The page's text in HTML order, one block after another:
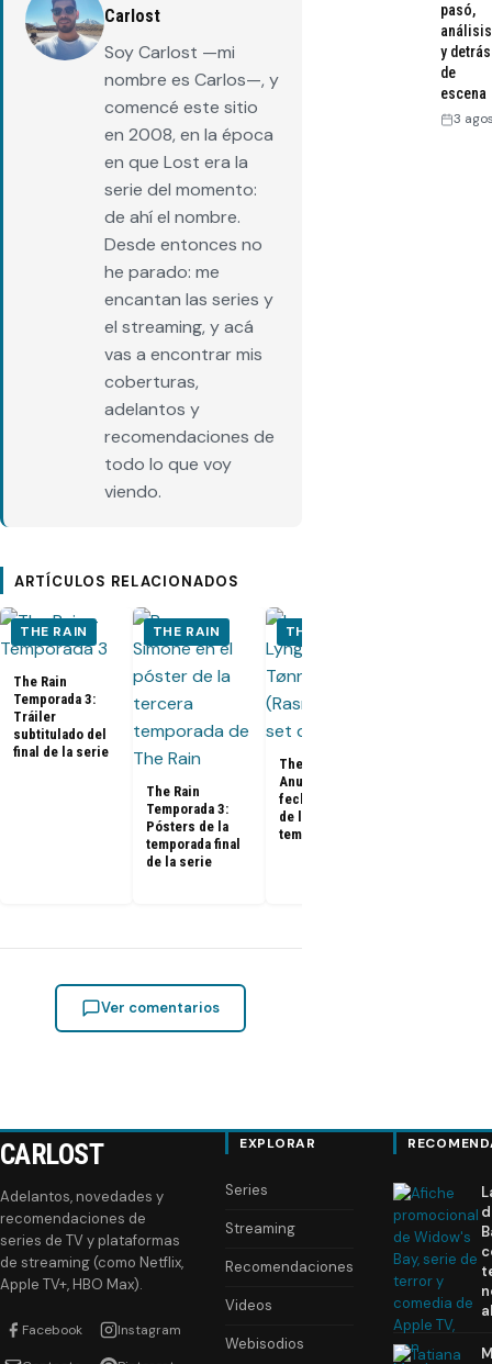
Carlost
Soy Carlost —mi
nombre es Carlos—, y
comencé este sitio
en 2008, en la época
en que Lost era la
serie del momento:
de ahí el nombre.
Desde entonces no
he parado: me
encantan las series y
el streaming, y acá
vas a encontrar mis
coberturas,
adelantos y
recomendaciones de
todo lo que voy
viendo.
ARTÍCULOS RELACIONADOS
THE RAIN
The Rain
Temporada 3:
Tráiler
subtitulado del
final de la serie
THE RAIN
The Rain
Temporada 3:
Pósters de la
temporada final
de la serie
THE RAIN
The Rain:
Anuncio de
fecha de estreno
de la tercera
temporada
Ver comentarios
pasó,
análisis
y detrás
de
escena
3
CARLOST
Adelantos, novedades y
recomendaciones de
series de TV y plataformas
de streaming (como Netflix,
Apple TV+, HBO Max).
Facebook Instagram
EXPLORAR
Series
Streaming
Recomendaciones
Videos
Webisodios